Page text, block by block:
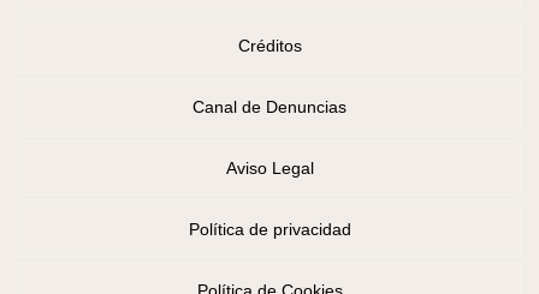
Créditos
Canal de Denuncias
Aviso Legal
Política de privacidad
Política de Cookies